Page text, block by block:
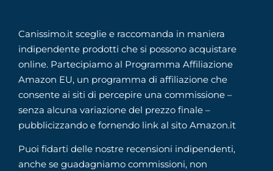
Canissimo.it sceglie e raccomanda in maniera
indipendente prodotti che si possono acquistare
online. Partecipiamo al Programma Affiliazione
Amazon EU, un programma di affiliazione che
consente ai siti di percepire una commissione –
senza alcuna variazione del prezzo finale –
pubblicizzando e fornendo link al sito Amazon.it
Puoi fidarti delle nostre recensioni indipendenti,
anche se guadagniamo commissioni, non